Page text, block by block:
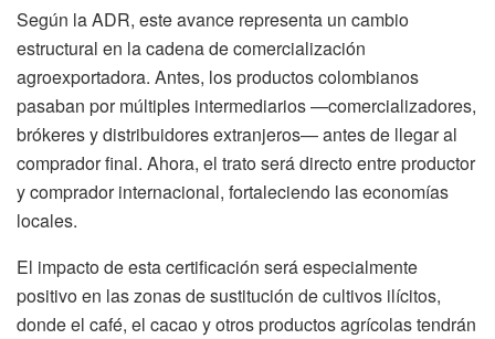
Según la ADR, este avance representa un cambio
estructural en la cadena de comercialización
agroexportadora. Antes, los productos colombianos
pasaban por múltiples intermediarios —comercializadores,
brókeres y distribuidores extranjeros— antes de llegar al
comprador final. Ahora, el trato será directo entre productor
y comprador internacional, fortaleciendo las economías
locales.
El impacto de esta certificación será especialmente
positivo en las zonas de sustitución de cultivos ilícitos,
donde el café, el cacao y otros productos agrícolas tendrán